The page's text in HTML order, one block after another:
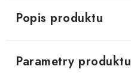
Popis produktu
Parametry produktu